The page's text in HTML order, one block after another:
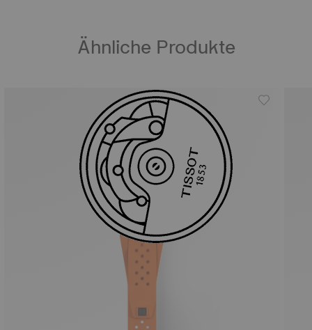
Ähnliche Produkte